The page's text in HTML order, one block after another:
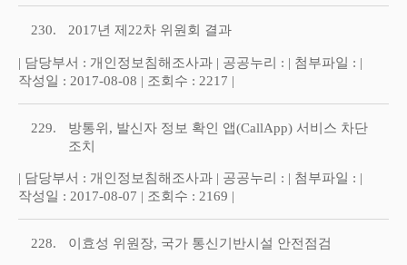
230. 2017년 제22차 위원회 결과
| 담당부서 : 개인정보침해조사과 | 공공누리 : | 첨부파일 : |
작성일 : 2017-08-08 | 조회수 : 2217 |
229.
방통위, 발신자 정보 확인 앱(CallApp) 서비스 차단
조치
| 담당부서 : 개인정보침해조사과 | 공공누리 : | 첨부파일 : |
작성일 : 2017-08-07 | 조회수 : 2169 |
228. 이효성 위원장, 국가 통신기반시설 안전점검